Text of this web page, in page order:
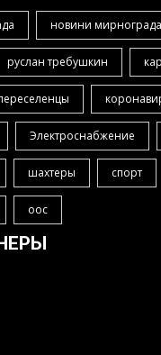
новини мирнограда
руслан требушкин
Электроснабжение
шахтеры спорт
оос